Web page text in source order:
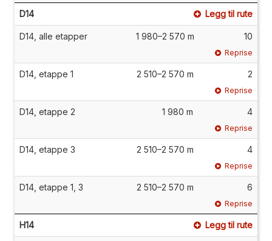
D14 Legg til rute
D14, alle etapper 1 980–2 570 m 10
Reprise
D14, etappe 1 2 510–2 570 m 2
Reprise
D14, etappe 2 1 980 m 4
Reprise
D14, etappe 3 2 510–2 570 m 4
Reprise
D14, etappe 1, 3 2 510–2 570 m 6
Reprise
H14 Legg til rute